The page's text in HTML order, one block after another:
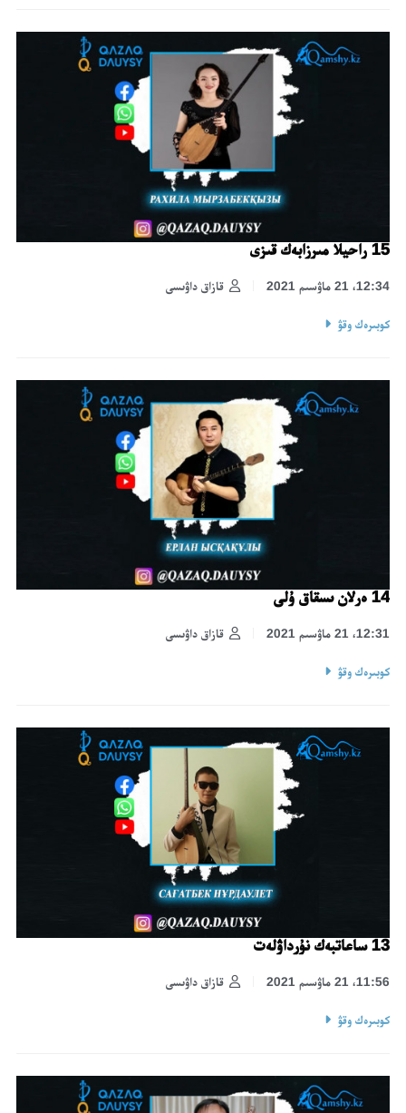
15 راحيلا مىرزابەك قىزى
قازاق داۋىسى 12:34، 21 ماۋسىم 2021
كوبىرەك وقۋ
14 ەرلان ىسقاق ۇلى
قازاق داۋىسى 12:31، 21 ماۋسىم 2021
كوبىرەك وقۋ
13 ساعاتبەك نۇرداۋلەت
قازاق داۋىسى 11:56، 21 ماۋسىم 2021
كوبىرەك وقۋ